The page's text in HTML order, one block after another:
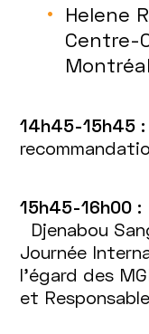
Helene
Centre-
14h45-15h45 :
15h45-16h00 :
Djenabou
Journée
l’égard des
et